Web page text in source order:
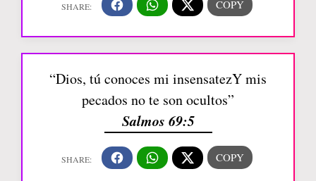
“Dios, tú conoces mi insensatezY mis
pecados no te son ocultos”
Salmos 69:5